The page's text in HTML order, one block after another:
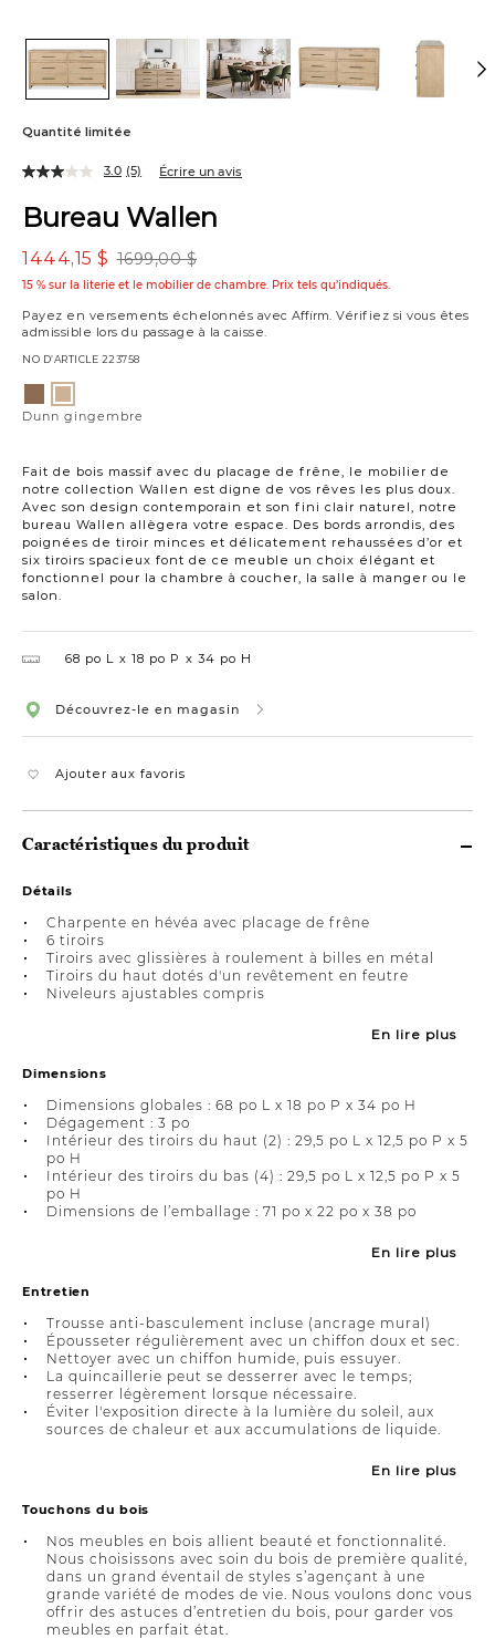
Quantité limitée
Bureau Wallen
1699,00 $
1444,15 $
15 % sur la literie et le mobilier de chambre. Prix tels qu’indiqués.
Payez en versements échelonnés avec Affirm. Vérifiez si vous êtes
admissible lors du passage à la caisse.
NO D’ARTICLE 223758
Fait de bois massif avec du placage de frêne, le mobilier de
notre collection Wallen est digne de vos rêves les plus doux.
Avec son design contemporain et son fini clair naturel, notre
bureau Wallen allègera votre espace. Des bords arrondis, des
poignées de tiroir minces et délicatement rehaussées d’or et
six tiroirs spacieux font de ce meuble un choix élégant et
fonctionnel pour la chambre à coucher, la salle à manger ou le
salon.
3.0 (5) Écrire un avis
Variations
argilegingembre
Dunn gingembre
68 po L 18 po P 34 po H
Découvrez-le en magasin
Ajouter aux favoris
Caractéristiques du produit
Détails
Charpente en hévéa avec placage de frêne
6 tiroirs
Tiroirs avec glissières à roulement à billes en métal
Tiroirs du haut dotés d'un revêtement en feutre
Niveleurs ajustables compris
En lire plus
Dimensions
Dimensions globales : 68 po L x 18 po P x 34 po H
Dégagement : 3 po
Intérieur des tiroirs du haut (2) : 29,5 po L x 12,5 po P x 5
po H
Intérieur des tiroirs du bas (4) : 29,5 po L x 12,5 po P x 5
po H
Dimensions de l’emballage : 71 po x 22 po x 38 po
En lire plus
Entretien
Trousse anti-basculement incluse (ancrage mural)
Épousseter régulièrement avec un chiffon doux et sec.
Nettoyer avec un chiffon humide, puis essuyer.
La quincaillerie peut se desserrer avec le temps;
resserrer légèrement lorsque nécessaire.
Éviter l'exposition directe à la lumière du soleil, aux
sources de chaleur et aux accumulations de liquide.
En lire plus
Touchons du bois
Nos meubles en bois allient beauté et fonctionnalité.
Nous choisissons avec soin du bois de première qualité,
dans un grand éventail de styles s’agençant à une
grande variété de modes de vie. Nous voulons donc vous
offrir des astuces d’entretien du bois, pour garder vos
meubles en parfait état.